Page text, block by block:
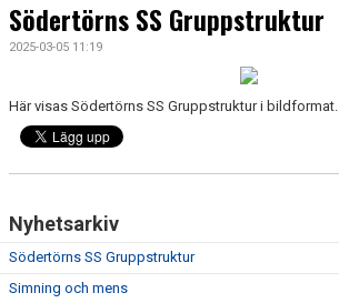
Södertörns SS Gruppstruktur
2025-03-05 11:19
Här visas Södertörns SS Gruppstruktur i bildformat.
Nyhetsarkiv
Södertörns SS Gruppstruktur
Simning och mens